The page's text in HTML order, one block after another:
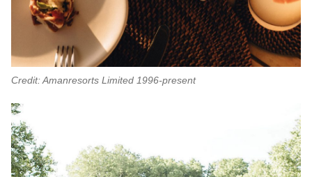
Credit: Amanresorts Limited 1996-present